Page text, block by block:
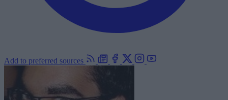
Add to preferred sources